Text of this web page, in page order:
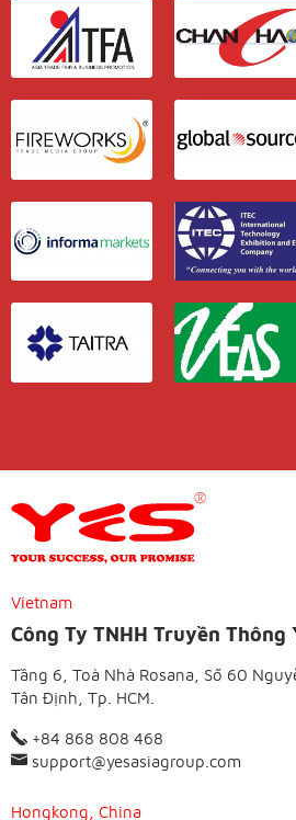
Vietnam
Công Ty TNHH Truyền Thông
Tầng 6, Toà Nhà Rosana, Số 60
Tân Định, Tp. HCM.
+84 868 808 468
support@yesasiagroup.com
Hongkong, China